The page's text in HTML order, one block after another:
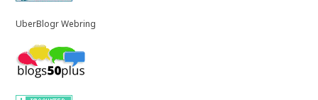
UberBlogr Webring